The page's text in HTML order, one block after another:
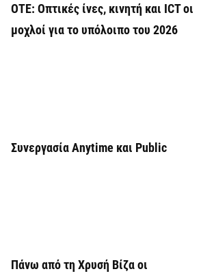
ΟΤΕ: Οπτικές ίνες, κινητή και ICT οι
μοχλοί για το υπόλοιπο του 2026
Συνεργασία Anytime και Public
Πάνω από τη Χρυσή Βίζα οι